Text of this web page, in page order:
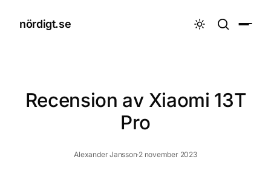
nördigt.se 
Recension av Xiaomi 13T
Pro
Alexander Jansson·2 november 2023